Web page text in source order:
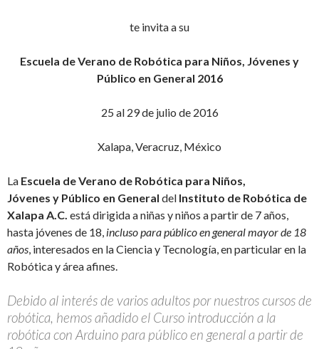
te invita a su
Escuela de Verano de Robótica para Niños, Jóvenes y
Público en General 2016
25 al 29 de julio de 2016
Xalapa, Veracruz, México
La Escuela de Verano de Robótica para Niños,
Jóvenes y Público en General del Instituto de Robótica de
Xalapa A.C. está dirigida a niñas y niños a partir de 7 años,
hasta jóvenes de 18, incluso para público en general mayor de 18
años, interesados en la Ciencia y Tecnología, en particular en la
Robótica y área afines.
Debido al interés de varios adultos por nuestros cursos de
robótica, hemos añadido el Curso introducción a la
robótica con Arduino para público en general a partir de